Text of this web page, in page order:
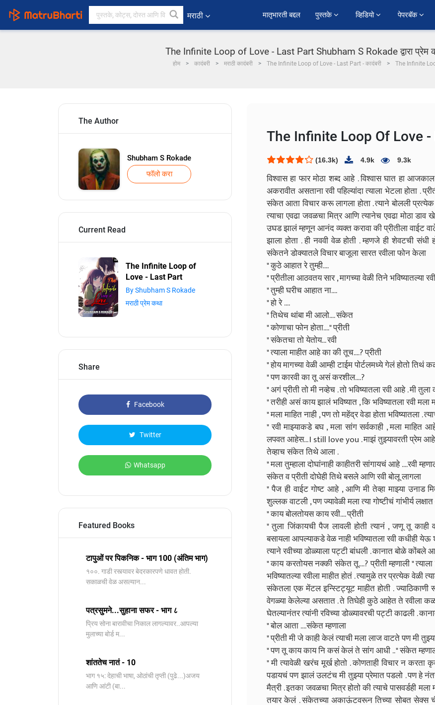
मराठी ﻿मातृभारती बद्दल पुस्तके व्हिडियो पेपरबॅक
The Infinite Loop of Love - Last Part Shubham S Rokade द्वारा प्रेम
होम कादंबरी मराठी कादंबरी The Infinite Loop of Love - Last Part - कादंबरी The Infinite
The Author
Shubham S Rokade
फॉलो करा
Current Read
The Infinite Loop of
Love - Last Part
By Shubham S Rokade
मराठी प्रेम कथा
Share
Facebook
Twitter
Whatsapp
Featured Books
टापुओं पर पिकनिक - भाग 100 (अंतिम भाग)
१००. गाडी रस्त्यावर बेदरकारपणे धावत होती.
सकाळची वेळ असल्यान...
पत्रसुमने...सुहाना सफर - भाग ८
प्रिय सोना बारावीचा निकाल लागल्यावर..आपल्या
मुलाच्या बोर्ड म...
शांततेच नातं - 10
भाग १५: देहाची भाषा, ओठांची तृप्ती (पुढे...)अजय
आणि आंटी (बा...
The Infinite Loop Of Love
(16.3k) 4.9k 9.3k
विश्वास हा फार मोठा शब्द आहे . विश्वास घात हा
अकरावीत असताना रवी पहिल्यांदा त्याला भेटला होता .
संकेत आता विचार करू लागला होता . त्याने बोलली
त्याचा एवढा जवळचा मित्र आणि त्यानेच एवढा मोठा
उघड झालं म्हणून आनंद व्यक्त करावा की प्रीतीला वाईट
झाला होता . ही नववी वेळ होती . म्हणजे ही शेवटची
संकेतने डोक्यातले विचार बाजूला सारत रवीला फोन केला
" कुठे आहात रे तुम्ही....
" प्रीतीला आठवतय सार , मागच्या वेळी तिने भविष्यातल्या
" तुम्ही घरीच आहात ना....
" हो रे ....
" तिथेच थांबा मी आलो.... संकेत
" कोणाचा फोन होता...." प्रीती
" संकेतचा तो येतोय... रवी
" त्याला माहीत आहे का की तूच....? प्रीती
" होय मागच्या वेळी आम्ही टाईम पोर्टलमध्ये गेलं होतो तिथं
" पण कारवी का तू असं करशील....?
" अगं प्रीती तो मी नव्हेच . तो भविष्यातला रवी आहे . मी
" तरीही असं काय झालं भविष्यात , कि भविष्यातला रवी
" मला माहित नाही , पण तो महेंद्र वेडा होता भविष्यातला .
" रवी माझ्याकडे बघ , मला सांग सर्वकाही , मला माहित
लपवत आहेस... I still love you . माझं तुझ्यावरती प्रेम आहे
तेव्हाच संकेत तिथे आला .
" मला तुम्हाला दोघांनाही काहीतरी सांगायचं आहे ....रवी
संकेत व प्रीती दोघेही तिथे बसले आणि रवी बोलू लागला
" पैज ही वाईट गोष्ट आहे , आणि मी तेव्हा माझ्या उनाड
शुल्लक वाटली , पण ज्यावेळी मला त्या गोष्टीचं गांभीर्य
" काय बोलतोयस काय रवी.... प्रीती
" तुला जिंकायची पैज लावली होती त्यानं , जणू तू काही
बसायला आपल्याकडे वेळ नाही भविष्यातला रवी कधीही येऊ
त्याने रवीच्या डोळ्याला पट्टी बांधली . कानात बोळे कोंबले
" काय करतोयस नक्की संकेत तू....? प्रीती म्हणाली "
भविष्यातल्या रवीला माहीत होतं . त्यामुळे तर प्रत्येक वेळी
संकेतला एक मेंटल इन्स्टिट्यूट माहीत होती . ज्याठिकाणी
वेगळ्या केलेल्या असतात . ते तिघेही कुठे आहेत ते रवीला
घेतल्यानंतर त्यांनी रविच्या डोळ्यावरची पट्टी काढली .
" बोल आता ....संकेत म्हणाला
" प्रीती मी जे काही केलं त्याची मला लाज वाटते पण मी
" पण तू काय काय नि कसं केलं ते सांग आधी .. " संकेत
" मी त्यावेळी खरंच मूर्ख होतो . कोणताही विचार न करता
पडायचं पण झालं उलटंच मी तुझ्या प्रेमात पडलो . पण हे
मैत्री . इतका जवळचा मित्र होतो की त्याचे पासवर्डही
तयार केलं . संकेतच्या अकाऊंटवरून तिच्या सोबत सेक्स